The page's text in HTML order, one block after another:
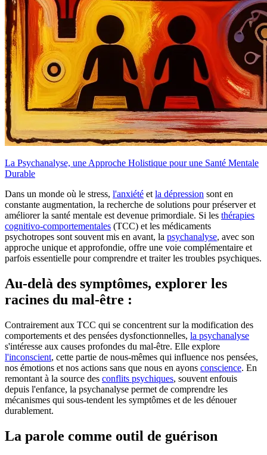
La Psychanalyse, une Approche Holistique pour une Santé Mentale
Durable
Dans un monde où le stress, l'anxiété et la dépression sont en
constante augmentation, la recherche de solutions pour préserver et
améliorer la santé mentale est devenue primordiale. Si les thérapies
cognitivo-comportementales (TCC) et les médicaments
psychotropes sont souvent mis en avant, la psychanalyse, avec son
approche unique et approfondie, offre une voie complémentaire et
parfois essentielle pour comprendre et traiter les troubles psychiques.
Au-delà des symptômes, explorer les
racines du mal-être :
Contrairement aux TCC qui se concentrent sur la modification des
comportements et des pensées dysfonctionnelles, la psychanalyse
s'intéresse aux causes profondes du mal-être. Elle explore
l'inconscient, cette partie de nous-mêmes qui influence nos pensées,
nos émotions et nos actions sans que nous en ayons conscience. En
remontant à la source des conflits psychiques, souvent enfouis
depuis l'enfance, la psychanalyse permet de comprendre les
mécanismes qui sous-tendent les symptômes et de les dénouer
durablement.
La parole comme outil de guérison